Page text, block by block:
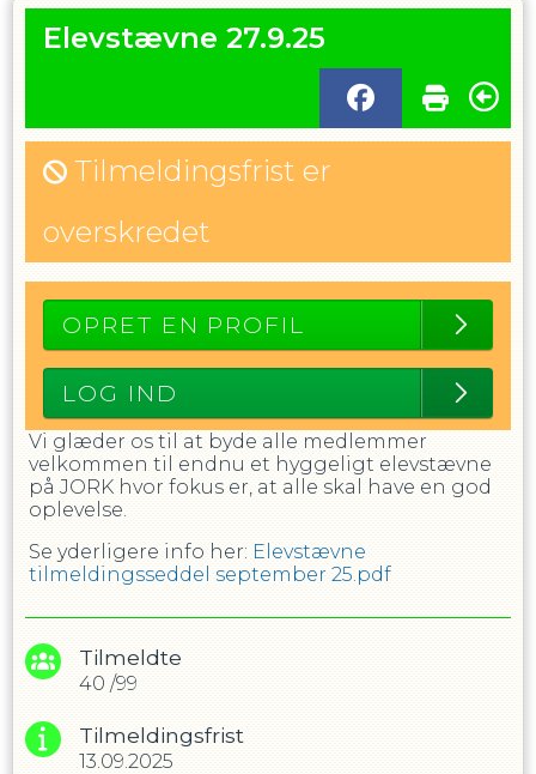
Elevstævne 27.9.25
Tilmeldingsfrist er
overskredet
OPRET EN PROFIL
LOG IND
Vi glæder os til at byde alle medlemmer
velkommen til endnu et hyggeligt elevstævne
på JORK hvor fokus er, at alle skal have en god
oplevelse.
Se yderligere info her: Elevstævne
tilmeldingsseddel september 25.pdf
Tilmeldte
40 /99
Tilmeldingsfrist
13.09.2025